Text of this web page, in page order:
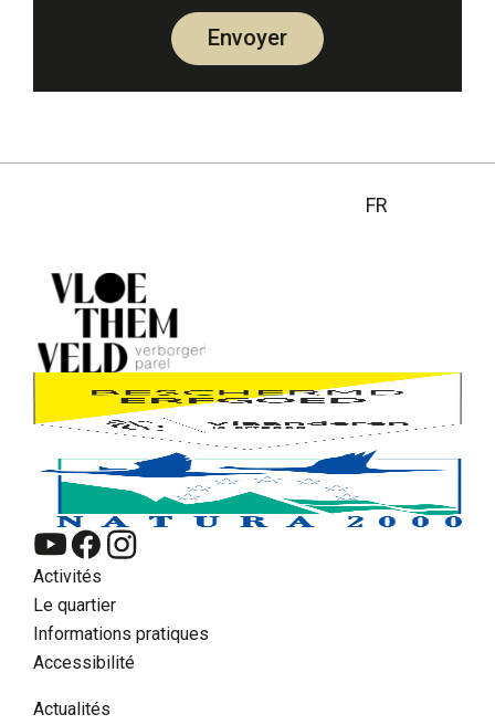
Envoyer
FR
Activités
Le quartier
Informations pratiques
Accessibilité
Actualités